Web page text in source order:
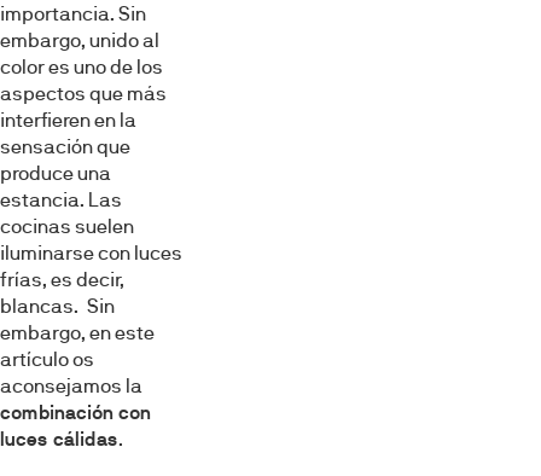
importancia. Sin
embargo, unido al
color es uno de los
aspectos que más
interfieren en la
sensación que
produce una
estancia. Las
cocinas suelen
iluminarse con luces
frías, es decir,
blancas. Sin
embargo, en este
artículo os
aconsejamos la
combinación con
luces cálidas.